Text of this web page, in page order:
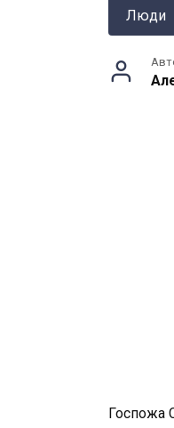
Люди
Госпожа